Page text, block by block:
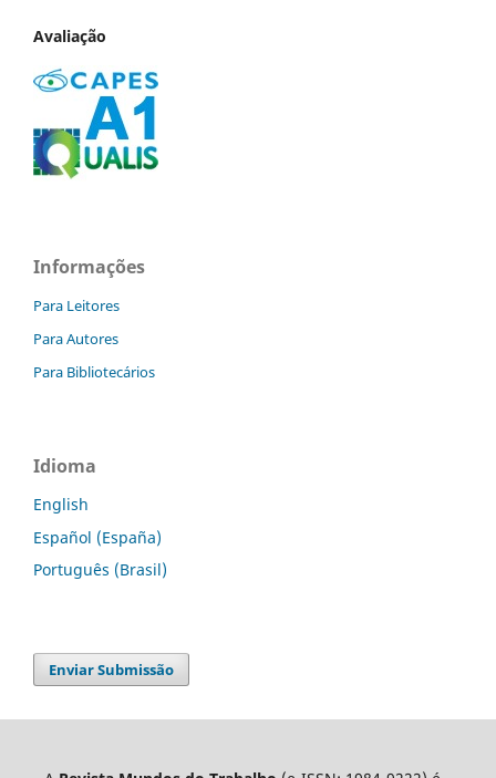
Avaliação
Informações
Para Leitores
Para Autores
Para Bibliotecários
Idioma
English
Español (España)
Português (Brasil)
Enviar Submissão